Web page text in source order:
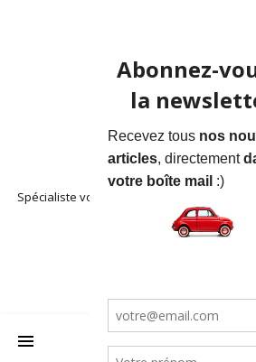
Spécialiste voitures anciennes en
Restauration | Blog